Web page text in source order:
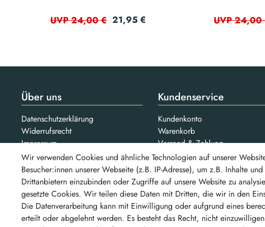
UVP 24,00 € 21,95 € UVP 24,00
Über uns
Datenschutzerklärung
Widerrufsrecht
Impressum
AGB
Jobs
Unsere Partner
Kundenservice
Kundenkonto
Warenkorb
Versand & Zahlung
Kontakt
Bezahlarten
...und weitere
Wir verwenden Cookies und ähnliche Technologien auf unserer
Besucher:innen unserer Webseite (z.B. IP-Adresse), um z.B. Inhalte
Drittanbietern einzubinden oder Zugriffe auf unsere Website zu
gesetzte Cookies. Wir teilen diese Daten mit Dritten, die wir in den
Die Datenverarbeitung kann mit Einwilligung oder aufgrund eines
erteilt oder abgelehnt werden. Es besteht das Recht, nicht